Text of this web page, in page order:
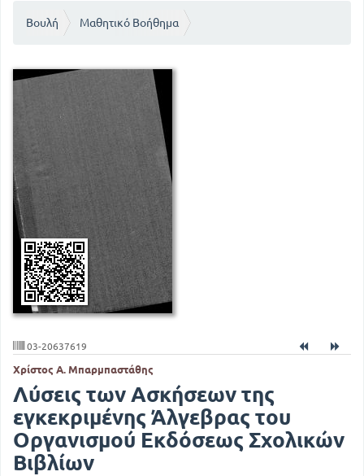
Βουλή Μαθητικό Βοήθημα
03-20637619
Χρίστος Α. Μπαρμπαστάθης
Λύσεις των Ασκήσεων της
εγκεκριμένης Άλγεβρας του
Οργανισμού Εκδόσεως Σχολικών
Βιβλίων